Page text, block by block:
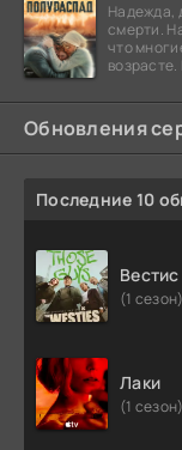
Надежда,
смерти.
что
Обновления
Последние 10
Вестис
(1 сезон)
Лаки
(1 сезон)